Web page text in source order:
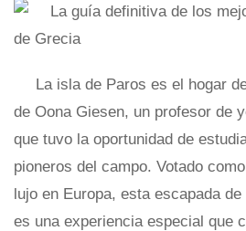
La isla de Paros es el hogar
de Oona Giesen, un profesor de
que tuvo la oportunidad de
pioneros del campo. Votado
lujo en Europa, esta escapada
es una experiencia especial que